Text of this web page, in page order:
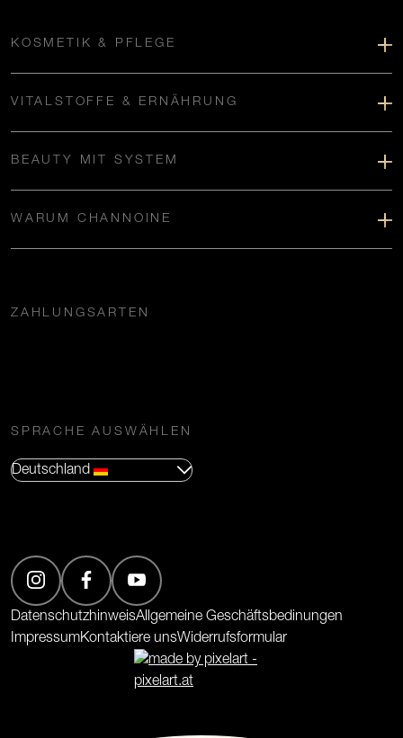
KOSMETIK & PFLEGE
VITALSTOFFE & ERNÄHRUNG
BEAUTY MIT SYSTEM
WARUM CHANNOINE
ZAHLUNGSARTEN
SPRACHE AUSWÄHLEN
Deutschland
DatenschutzhinweisAllgemeine Geschäftsbedinungen
ImpressumKontaktiere unsWiderrufsformular
(Öffnet in neuem Tab)
(Öffnet in neuem Tab)
(Öffnet in neuem Tab)